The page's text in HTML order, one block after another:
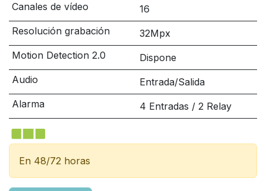
Canales de vídeo
16
Resolución grabación
32Mpx
Motion Detection 2.0
Dispone
Audio
Entrada/Salida
Alarma
4 Entradas / 2 Relay
En 48/72 horas